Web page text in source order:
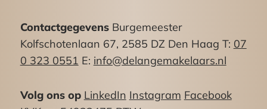
ContactgegevensBurgemeester
Kolfschotenlaan 67, 2585 DZ Den Haag T: 07
0 323 0551 E: info@delangemakelaars.nl
Volg ons op LinkedIn Instagram Facebook